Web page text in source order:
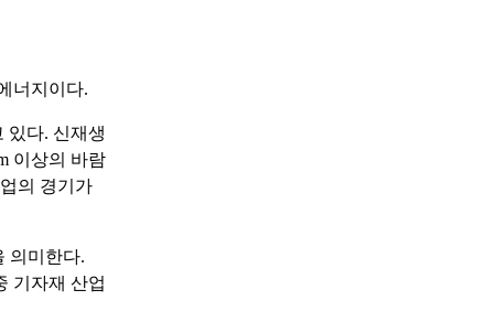
너지이다.
있다. 신재생
이상의 바람
의 경기가
의미한다.
기자재 산업